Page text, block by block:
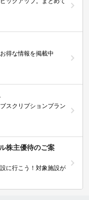
得な情報を掲載中
スクリプションプラン
株主優待のご案
に行こう！対象施設が